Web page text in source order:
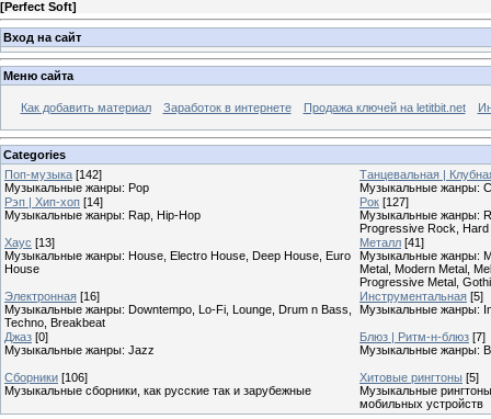
[Perfect Soft]
Вход на сайт
Меню сайта
Как добавить материал Заработок в интернете Продажа ключей на letitbit.net
Categories
Поп-музыка [142]
Музыкальные жанры: Pop
Танцевальная |
Музыкальные жанры:
Рэп | Хип-хоп [14]
Музыкальные жанры: Rap, Hip-Hop
Рок [127]
Музыкальные жанры:
Progressive Rock,
Хаус [13]
Музыкальные жанры: House, Electro House, Deep House, Euro
House
Металл [41]
Музыкальные жанры:
Metal, Modern Metal,
Progressive Metal,
Электронная [16]
Музыкальные жанры: Downtempo, Lo-Fi, Lounge, Drum n Bass,
Techno, Breakbeat
Инструментальная [5]
Музыкальные жанры:
Джаз [0]
Музыкальные жанры: Jazz
Блюз | Ритм-н-блюз [7]
Музыкальные жанры:
Сборники [106]
Музыкальные сборники, как русские так и зарубежные
Хитовые рингтоны [5]
Музыкальные
мобильных устройств